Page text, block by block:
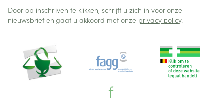
Door op inschrijven te klikken, schrijft u zich in voor onze
nieuwsbrief en gaat u akkoord met onze privacy policy.